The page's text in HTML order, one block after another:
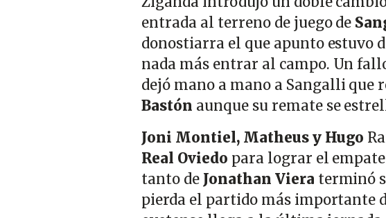
entrada al terreno de juego de
donostiarra el que apunto estuvo
nada más entrar al campo. Un
dejó mano a mano a Sangalli que
Bastón aunque su remate se
Joni Montiel, Matheus y Hugo
Real Oviedo para lograr el
tanto de Jonathan Viera terminó
pierda el partido más importante